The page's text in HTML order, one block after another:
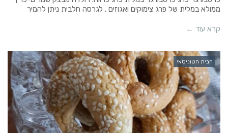
ממולא במלית של פרג צימוקים ואגוזים . לגרסה חלבית ניתן להמיר
קרא עוד ←
הבית הטוניסאי